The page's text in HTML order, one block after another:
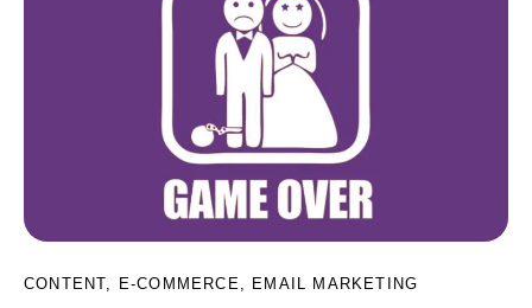
CONTENT, E-COMMERCE, EMAIL MARKETING